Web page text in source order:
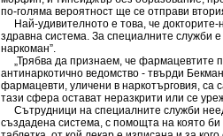
по-голяма вероятност ще се отправи
Най-удивителното е това, че докторите-
здравна система. За специалните служби
наркоман”.
„Трябва да признаем, че фармацевтите
антинаркотично ведомство - твърди
фармацевти, уличени в наркотърговия, са
тази сфера остават неразкрити или се
Сътрудници на специалните служби
създадена система, с помощта на която